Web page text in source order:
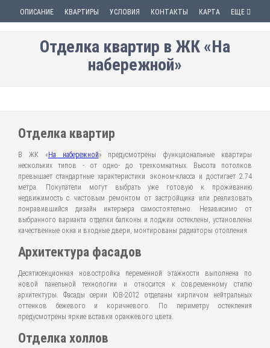
ОПИСАНИЕ КВАРТИРЫ УСЛОВИЯ КОНТАКТЫ КАРТА ЕЩЕ
Отделка квартир в ЖК «На
набережной»
Отделка квартир
В ЖК « На набережной» предусмотрены функциональные квартиры
нескольких типов - от одно- до трехкомнатных. Высота потолков
превышает стандартные характеристики эконом-класса и достигает 2.74
метра. Покупатели могут выбрать уже готовую к проживанию
недвижимость с чистовым ремонтом от застройщика или реализовать
понравившийся дизайн интерьера самостоятельно. Независимо от
выбранного варианта отделки балконы и лоджии остеклены, установлены
качественные окна и входные двери, монтированы радиаторы отопления.
Архитектура фасадов
Десятисекционная новостройка переменной этажности выполнена по
новой панельной технологии и относится к современному стилю
архитектуры. Фасады серии ЮВ-2012 отделаны кирпичом нейтральных
оттенков бежевого и коричневого. По периметру остекления
предусмотрены яркие вставки оранжевого цвета.
Отделка холлов